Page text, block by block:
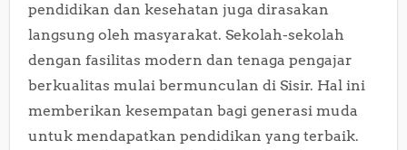
pendidikan dan kesehatan juga dirasakan
langsung oleh masyarakat. Sekolah-sekolah
dengan fasilitas modern dan tenaga pengajar
berkualitas mulai bermunculan di Sisir. Hal ini
memberikan kesempatan bagi generasi muda
untuk mendapatkan pendidikan yang terbaik.